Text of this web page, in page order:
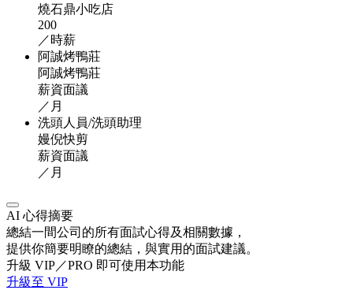
燒石鼎小吃店
200
／時薪
阿誠烤鴨莊
阿誠烤鴨莊
薪資面議
／月
洗頭人員/洗頭助理
嫚倪快剪
薪資面議
／月
AI 心得摘要
總結一間公司的所有面試心得及相關數據，
提供你簡要明瞭的總結，與實用的面試建議。
升級 VIP／PRO 即可使用本功能
升級至 VIP